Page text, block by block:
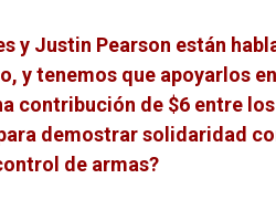
y Justin Pearson están
y tenemos que apoyarlos
contribución de $6 entre los
demostrar solidaridad
de armas?